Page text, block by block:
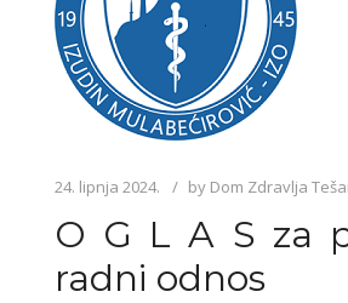
24. lipnja 2024. by Dom Zdravlja
O G L A S za
radni odnos